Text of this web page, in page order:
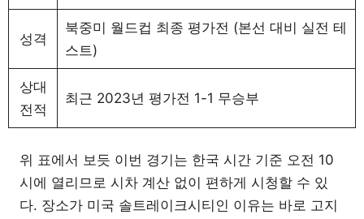
성격
북중미 월드컵 최종 평가전 (본선 대비 실전 테
스트)
상대
전적
최근 2023년 평가전 1-1 무승부
위 표에서 보듯 이번 경기는 한국 시간 기준 오전 10
시에 열리므로 시차 계산 없이 편하게 시청할 수 있
다. 장소가 미국 솔트레이크시티인 이유는 바로 고지